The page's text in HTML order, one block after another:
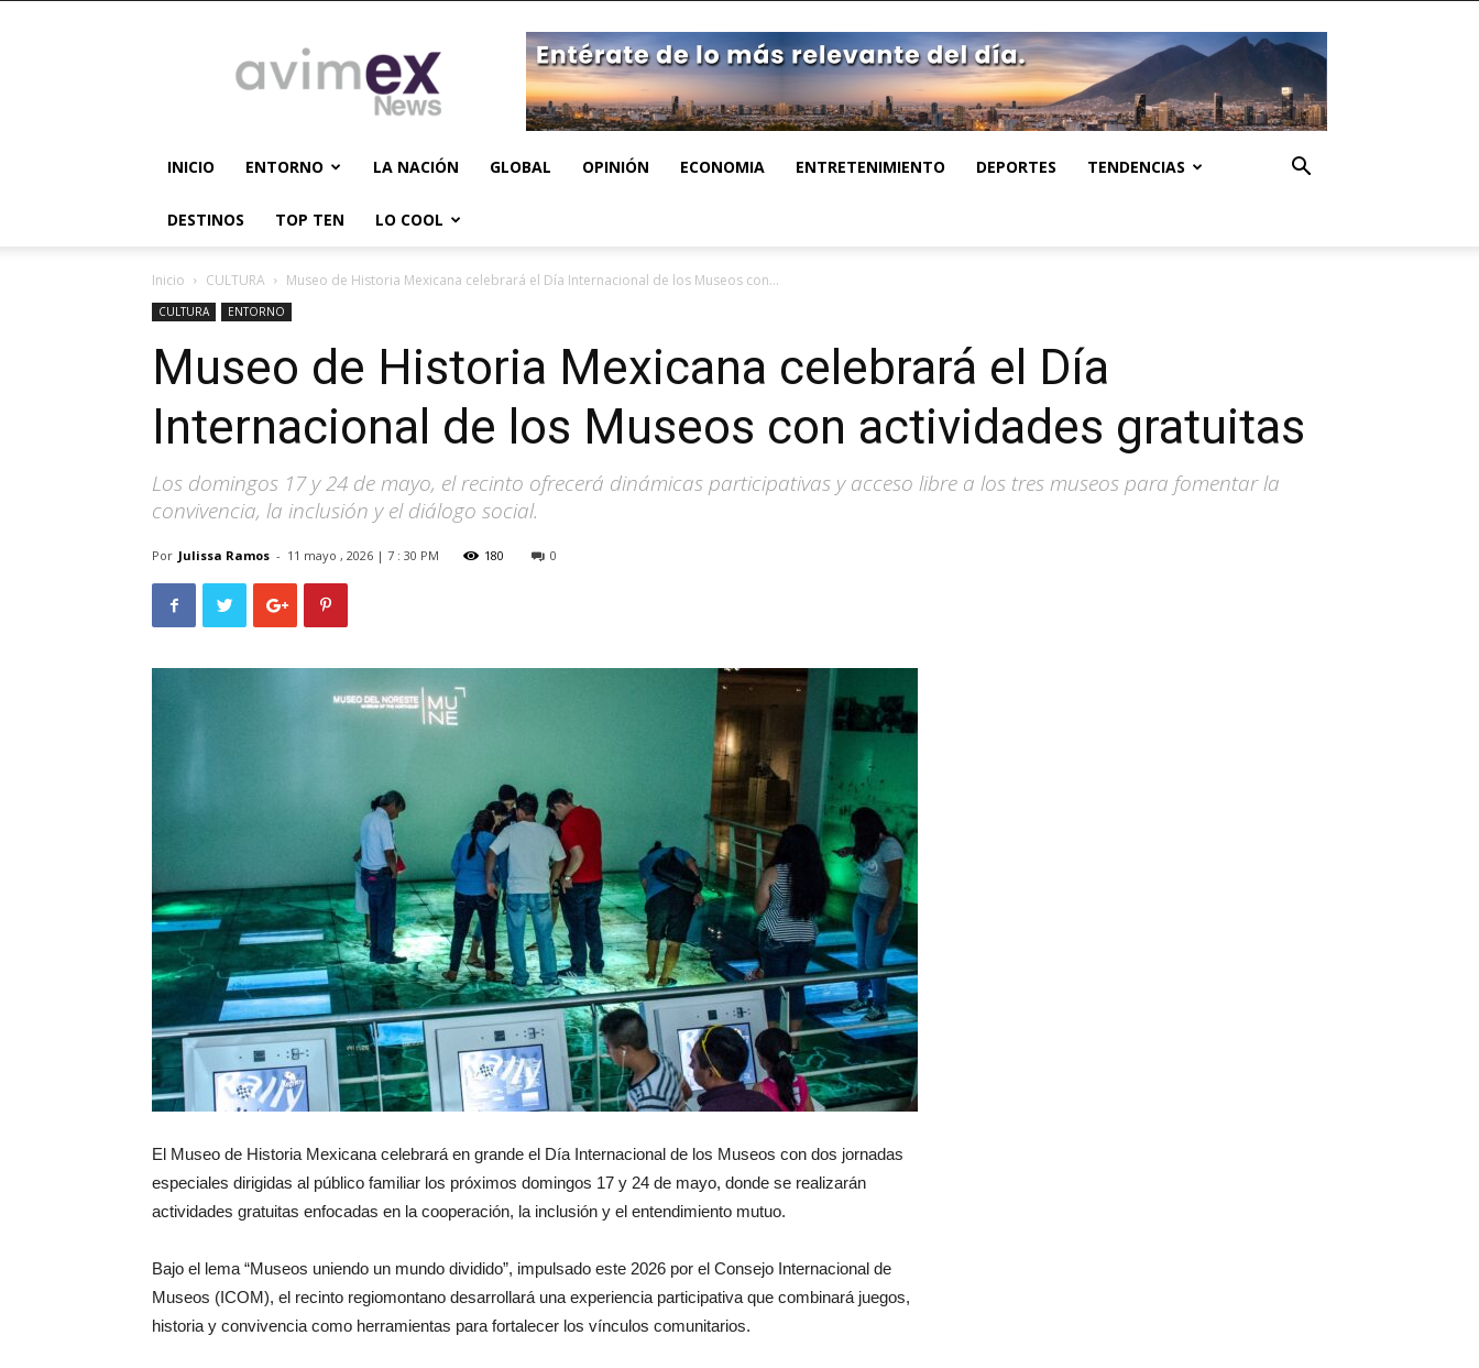
NEWS
INICIO ENTORNO LA NACIÓN GLOBAL OPINIÓN ECONOMIA ENTRETENIMIENTO DEPORTES TENDENCIAS
DESTINOS TOP TEN LO COOL
Inicio CULTURA Museo de Historia Mexicana celebrará el Día Internacional de los Museos con...
CULTURA ENTORNO
Museo de Historia Mexicana celebrará el Día
Internacional de los Museos con actividades gratuitas
Los domingos 17 y 24 de mayo, el recinto ofrecerá dinámicas participativas y acceso libre a los tres museos para fomentar la
convivencia, la inclusión y el diálogo social.
Por Julissa Ramos - 11 mayo , 2026 | 7 : 30 PM 180 0
El Museo de Historia Mexicana celebrará en grande el Día Internacional de los Museos con dos jornadas
especiales dirigidas al público familiar los próximos domingos 17 y 24 de mayo, donde se realizarán
actividades gratuitas enfocadas en la cooperación, la inclusión y el entendimiento mutuo.
Bajo el lema “Museos uniendo un mundo dividido”, impulsado este 2026 por el Consejo Internacional de
Museos (ICOM), el recinto regiomontano desarrollará una experiencia participativa que combinará juegos,
historia y convivencia como herramientas para fortalecer los vínculos comunitarios.